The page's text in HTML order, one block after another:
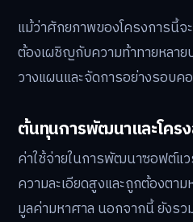
แม้ว่าศักยภาพของโครงการนี้จ
ต้องเผชิญกับความท้าทายหลาย
วางแผนและจัดการอย่างรอบค
ต้นทุนการพัฒนาและโคร
ค่าใช้จ่ายในการพัฒนาซอฟต์แว
ความละเอียดสูงและถูกต้องตา
มูลค่ามหาศาล นอกจากนี้ ยังร